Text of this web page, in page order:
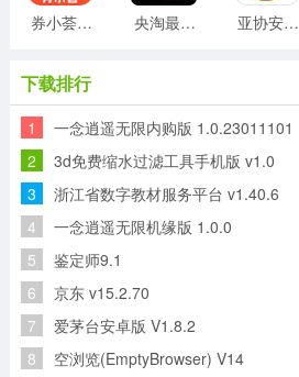
券小荟安卓版 央淘最新版 亚协安卓版
下载排行
1 一念逍遥无限内购版 1.0.23011101
2 3d免费缩水过滤工具手机版 v1.0
3 浙江省数字教材服务平台 v1.40.6
4 一念逍遥无限机缘版 1.0.0
5 鉴定师9.1
6 京东 v15.2.70
7 爱茅台安卓版 V1.8.2
8 空浏览(EmptyBrowser) V14